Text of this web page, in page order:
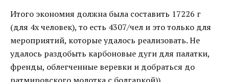
Итого экономия должна была составить 17226 г
(для 4х человек), то есть 4307/чел и это только для
мероприятий, которые удалось реализовать. Не
удалось раздобыть карбоновые дуги для палатки,
френды, облегченные веревки и добраться до